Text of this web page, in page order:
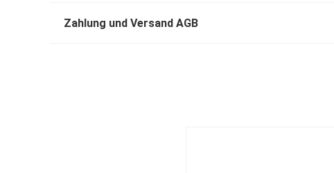
Zahlung und Versand AGB